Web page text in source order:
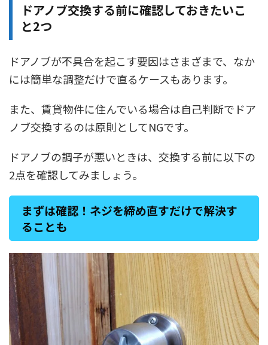
ドアノブ交換する前に確認しておきたいこ
と2つ
ドアノブが不具合を起こす要因はさまざまで、 なか
には簡単な調整だけで直るケースもあります。
また、賃貸物件に住んでいる場合は自己判断でドア
ノブ交換するのは原則としてNGです。
ドアノブの調子が悪いときは、交換する前に以下の
2点を確認してみましょう。
まずは確認！ネジを締め直すだけで解決す
ることも